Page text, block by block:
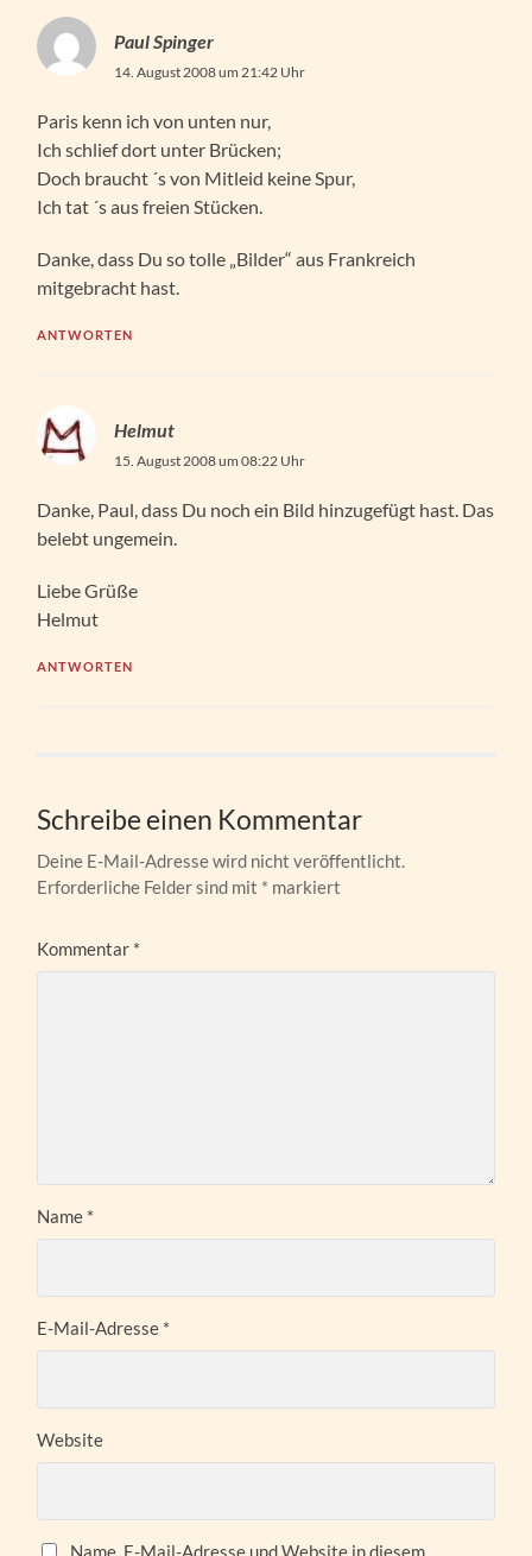
Paul Spinger
14. August 2008 um 21:42 Uhr
Paris kenn ich von unten nur,
Ich schlief dort unter Brücken;
Doch braucht ´s von Mitleid keine Spur,
Ich tat ´s aus freien Stücken.
Danke, dass Du so tolle „Bilder“ aus Frankreich
mitgebracht hast.
ANTWORTEN
Helmut
15. August 2008 um 08:22 Uhr
Danke, Paul, dass Du noch ein Bild hinzugefügt hast. Das
belebt ungemein.
Liebe Grüße
Helmut
ANTWORTEN
Schreibe einen Kommentar
Deine E-Mail-Adresse wird nicht veröffentlicht.
Erforderliche Felder sind mit * markiert
Kommentar *
Name *
E-Mail-Adresse *
Website
Name, E-Mail-Adresse und Website in diesem